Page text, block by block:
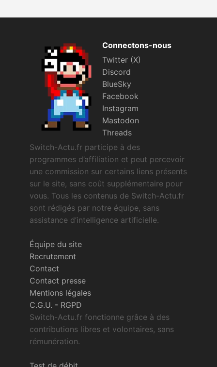
Connectons-nous
Twitter (X)
Discord
BlueSky
Facebook
Instagram
Mastodon
Threads
Switch-Actu.fr participe à des
programmes d’affiliation et peut percevoir
une commission sur certains liens présents
sur le site, sans coût supplémentaire pour
vous. Tous les contenus de Switch-Actu.fr
sont rédigés par notre équipe, sans
assistance d’intelligence artificielle.
Équipe du site
Recrutement
Contact
Contact presse
Mentions légales
C.G.U. - RGPD
Switch-Actu.fr fonctionne grâce à des
contributions libres et volontaires, sans
rémunération.